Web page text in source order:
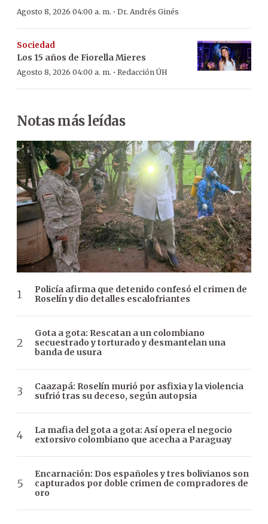
Agosto 8, 2026 04:00 a. m. · Dr. Andrés Ginés
Sociedad
Los 15 años de Fiorella Mieres
Agosto 8, 2026 04:00 a. m. · Redacción ÚH
Notas más leídas
Policía afirma que detenido confesó el crimen de
Roselín y dio detalles escalofriantes
Gota a gota: Rescatan a un colombiano
secuestrado y torturado y desmantelan una
banda de usura
Caazapá: Roselín murió por asfixia y la violencia
sufrió tras su deceso, según autopsia
La mafia del gota a gota: Así opera el negocio
extorsivo colombiano que acecha a Paraguay
Encarnación: Dos españoles y tres bolivianos son
capturados por doble crimen de compradores de
oro